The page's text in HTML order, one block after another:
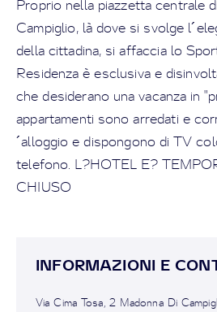
Proprio nella piazzetta centrale
Campiglio, là dove si svolge
della cittadina, si affaccia lo
Residenza è esclusiva e
che desiderano una vacanza in
appartamenti sono arredati e
´alloggio e dispongono di TV
telefono. L?HOTEL E?
CHIUSO
INFORMAZIONI E
Via Cima Tosa, 2 Madonna Di